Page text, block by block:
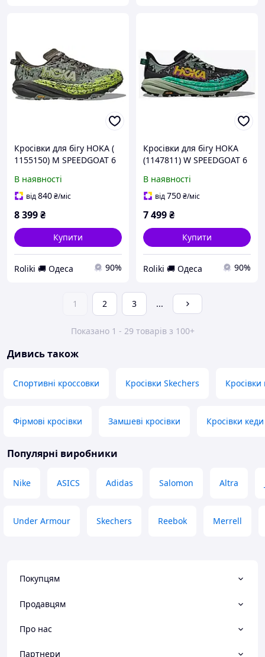
Кросівки для бігу HOKA (
1155150) M SPEEDGOAT 6
В наявності
від840₴/міс
8 399₴
Купити
Roliki 🚚 Одеса 90%
Кросівки для бігу HOKA
(1147811) W SPEEDGOAT 6
В наявності
від750₴/міс
7 499₴
Купити
Roliki 🚚 Одеса 90%
1 2 3 ...
Показано 1 - 29 товарів з 100+
Дивись також
Спортивні кроссовки Кросівки Skechers
Фірмові кросівки Замшеві кросівки Кросівки
Популярні виробники
Nike ASICS Adidas Salomon Altra
Under Armour Skechers Reebok Merrell
Покупцям
Продавцям
Про нас
Партнери